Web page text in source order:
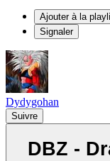
Ajouter à la
Signaler
Dydygohan
Suivre
DBZ -